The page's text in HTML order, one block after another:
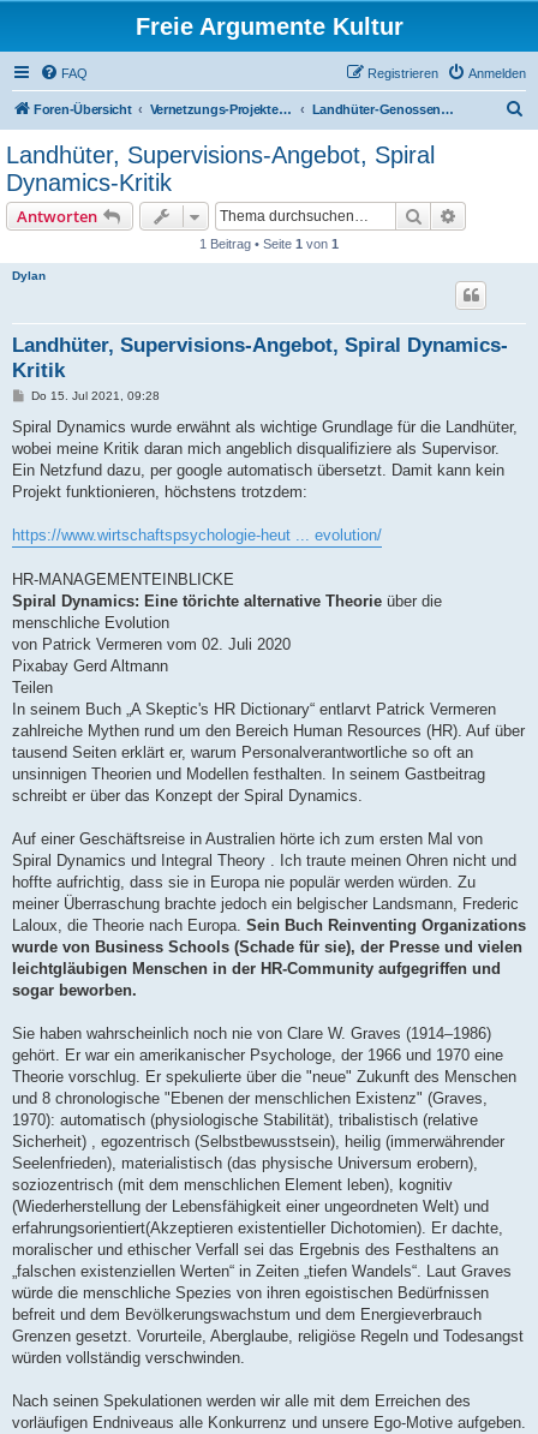
Freie Argumente Kultur
FAQ Anmelden
Registrieren
Foren-Übersicht Vernetzungs-Projekte überregional Landhüter-Genossenschaft
Landhüter, Supervisions-Angebot, Spiral
Dynamics-Kritik
Antworten Suche
1 Beitrag • Seite 1 von 1
Dylan
Landhüter, Supervisions-Angebot, Spiral Dynamics-
Kritik
B
i
r
a
Do 15. Jul 2021, 09:28
Spiral Dynamics wurde erwähnt als wichtige Grundlage für die Landhüter,
wobei meine Kritik daran mich angeblich disqualifiziere als Supervisor.
Ein Netzfund dazu, per google automatisch übersetzt. Damit kann kein
Projekt funktionieren, höchstens trotzdem:
https://www.wirtschaftspsychologie-heut ... evolution/
HR-MANAGEMENTEINBLICKE
Spiral Dynamics: Eine törichte alternative Theorie über die
menschliche Evolution
von Patrick Vermeren vom 02. Juli 2020
Pixabay Gerd Altmann
Teilen
In seinem Buch „A Skeptic's HR Dictionary“ entlarvt Patrick Vermeren
zahlreiche Mythen rund um den Bereich Human Resources (HR). Auf über
tausend Seiten erklärt er, warum Personalverantwortliche so oft an
unsinnigen Theorien und Modellen festhalten. In seinem Gastbeitrag
schreibt er über das Konzept der Spiral Dynamics.
Auf einer Geschäftsreise in Australien hörte ich zum ersten Mal von
Spiral Dynamics und Integral Theory . Ich traute meinen Ohren nicht und
hoffte aufrichtig, dass sie in Europa nie populär werden würden. Zu
meiner Überraschung brachte jedoch ein belgischer Landsmann, Frederic
Laloux, die Theorie nach Europa. Sein Buch Reinventing Organizations
wurde von Business Schools (Schade für sie), der Presse und vielen
leichtgläubigen Menschen in der HR-Community aufgegriffen und
sogar beworben.
Sie haben wahrscheinlich noch nie von Clare W. Graves (1914–1986)
gehört. Er war ein amerikanischer Psychologe, der 1966 und 1970 eine
Theorie vorschlug. Er spekulierte über die "neue" Zukunft des Menschen
und 8 chronologische "Ebenen der menschlichen Existenz" (Graves,
1970): automatisch (physiologische Stabilität), tribalistisch (relative
Sicherheit) , egozentrisch (Selbstbewusstsein), heilig (immerwährender
Seelenfrieden), materialistisch (das physische Universum erobern),
soziozentrisch (mit dem menschlichen Element leben), kognitiv
(Wiederherstellung der Lebensfähigkeit einer ungeordneten Welt) und
erfahrungsorientiert(Akzeptieren existentieller Dichotomien). Er dachte,
moralischer und ethischer Verfall sei das Ergebnis des Festhaltens an
„falschen existenziellen Werten“ in Zeiten „tiefen Wandels“. Laut Graves
würde die menschliche Spezies von ihren egoistischen Bedürfnissen
befreit und dem Bevölkerungswachstum und dem Energieverbrauch
Grenzen gesetzt. Vorurteile, Aberglaube, religiöse Regeln und Todesangst
würden vollständig verschwinden.
Nach seinen Spekulationen werden wir alle mit dem Erreichen des
vorläufigen Endniveaus alle Konkurrenz und unsere Ego-Motive aufgeben.